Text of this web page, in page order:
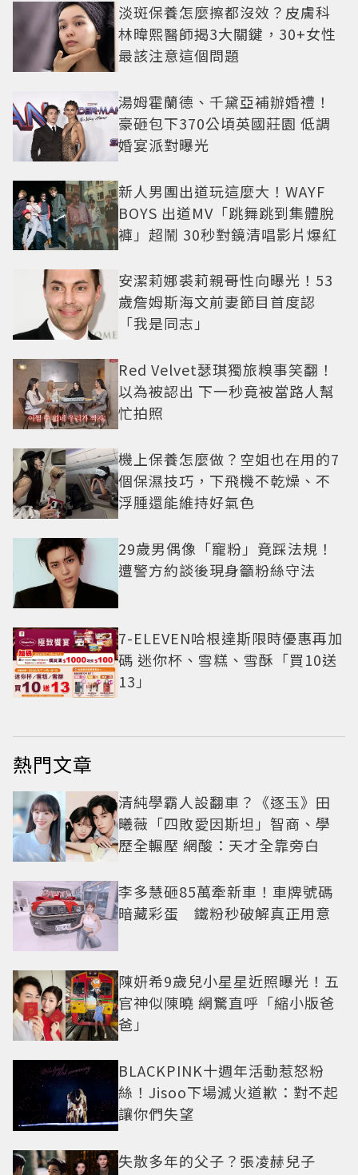
淡斑保養怎麼擦都沒效？皮膚科
林暐熙醫師揭3大關鍵，30+女性
最該注意這個問題
湯姆霍蘭德、千黛亞補辦婚禮！
豪砸包下370公頃英國莊園 低調
婚宴派對曝光
新人男團出道玩這麼大！WAYF
BOYS 出道MV「跳舞跳到集體脫
褲」超鬧 30秒對鏡清唱影片爆紅
安潔莉娜裘莉親哥性向曝光！53
歲詹姆斯海文前妻節目首度認
「我是同志」
Red Velvet瑟琪獨旅糗事笑翻！
以為被認出 下一秒竟被當路人幫
忙拍照
機上保養怎麼做？空姐也在用的7
個保濕技巧，下飛機不乾燥、不
浮腫還能維持好氣色
29歲男偶像「寵粉」竟踩法規！
遭警方約談後現身籲粉絲守法
7-ELEVEN哈根達斯限時優惠再加
碼 迷你杯、雪糕、雪酥「買10送
13」
熱門文章
清純學霸人設翻車？《逐玉》田
曦薇「四敗愛因斯坦」智商、學
歷全輾壓 網酸：天才全靠旁白
李多慧砸85萬牽新車！車牌號碼
暗藏彩蛋 鐵粉秒破解真正用意
陳妍希9歲兒小星星近照曝光！五
官神似陳曉 網驚直呼「縮小版爸
爸」
BLACKPINK十週年活動惹怒粉
絲！Jisoo下場滅火道歉：對不起
讓你們失望
失散多年的父子？張凌赫兒子